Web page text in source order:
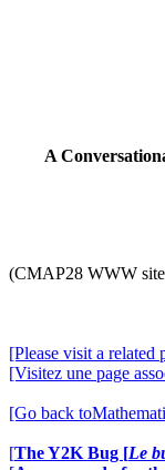
A
(CMAP28 WWW
[Please visit a related
[Visitez une page
[Go back
[The Y2K Bug [Le